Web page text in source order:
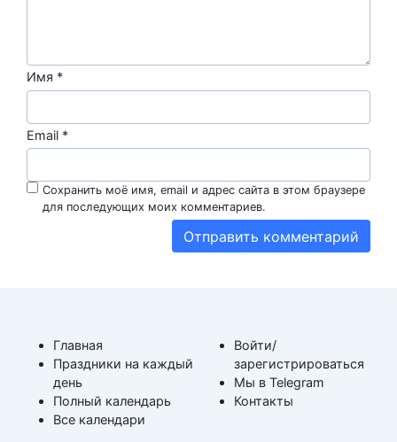
Имя *
Email *
Сохранить моё имя, email и адрес сайта в этом браузере
для последующих моих комментариев.
Главная
Праздники на каждый
день
Полный календарь
Все календари
Войти/
зарегистрироваться
Мы в Telegram
Контакты